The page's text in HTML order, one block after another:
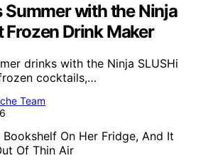
Summer with the Ninja
Frozen Drink Maker
drinks with the Ninja SLUSHi
cocktails,…
Team